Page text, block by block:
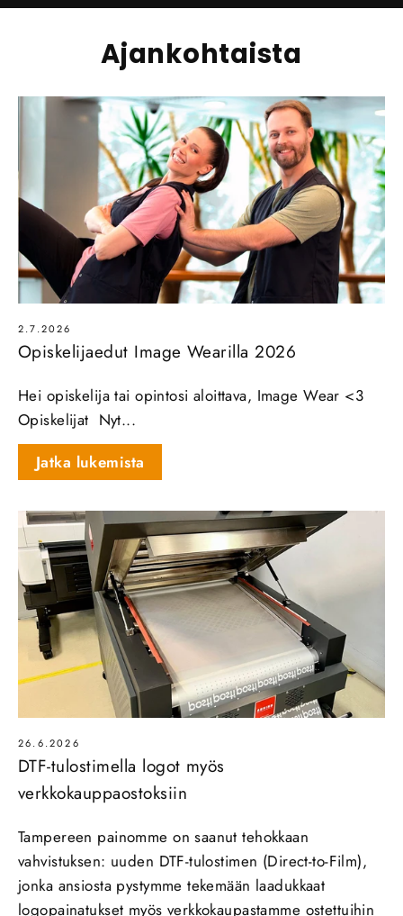
Ajankohtaista
2.7.2026
Opiskelijaedut Image Wearilla 2026
Hei opiskelija tai opintosi aloittava, Image Wear <3
Opiskelijat Nyt...
Jatka lukemista
26.6.2026
DTF-tulostimella logot myös
verkkokauppaostoksiin
Tampereen painomme on saanut tehokkaan
vahvistuksen: uuden DTF‑tulostimen (Direct‑to‑Film),
jonka ansiosta pystymme tekemään laadukkaat
logopainatukset myös verkkokaupastamme ostettuihin